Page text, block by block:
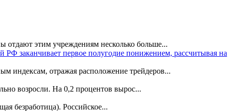
отдают этим учреждениям несколько больше...
РФ заканчивает первое полугодие понижением, рассчитывая на
индексам, отражая расположение трейдеров...
возросли. На 0,2 процентов вырос...
безработица). Российское...